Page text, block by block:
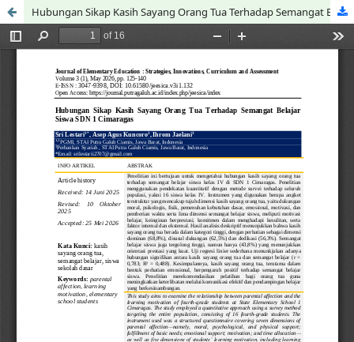
Hubungan Sikap Kasih Sayang Orang Tua Terhadap Semangat Belajar Siswa SDN 1 Cimaragas